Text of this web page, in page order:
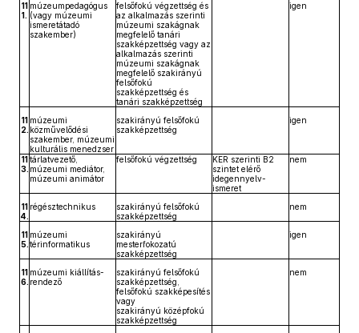
11
1.
múzeumpedagógus
(vagy múzeumi
ismeretátadó
szakember)
felsőfokú végzettség és
az alkalmazás szerinti
múzeumi szakágnak
megfelelő tanári
szakképzettség vagy az
alkalmazás szerinti
múzeumi szakágnak
megfelelő szakirányú
felsőfokú
szakképzettség és
tanári szakképzettség
igen
11
2.
múzeumi
közművelődési
szakember, múzeumi
kulturális menedzser
szakirányú felsőfokú
szakképzettség
igen
11
3.
tárlatvezető,
múzeumi mediátor,
múzeumi animátor
felsőfokú végzettség
KER szerinti B2
szintet elérő
idegennyelv-
ismeret
nem
11
4.
régésztechnikus
szakirányú felsőfokú
szakképzettség
nem
11
5.
múzeumi
térinformatikus
szakirányú
mesterfokozatú
szakképzettség
igen
11
6.
múzeumi kiállítás-
rendező
szakirányú felsőfokú
szakképzettség,
felsőfokú szakképesítés
vagy
szakirányú középfokú
szakképzettség
nem